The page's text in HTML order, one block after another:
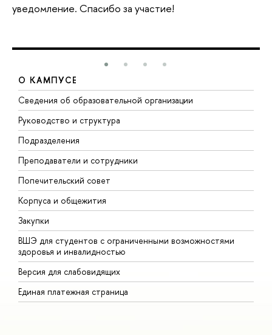
уведомление. Спасибо за участие!
О КАМПУСЕ
Сведения об образовательной организации
Руководство и структура
Подразделения
Преподаватели и сотрудники
Попечительский совет
Корпуса и общежития
Закупки
ВШЭ для студентов с ограниченными возможностями
здоровья и инвалидностью
Версия для слабовидящих
Единая платежная страница